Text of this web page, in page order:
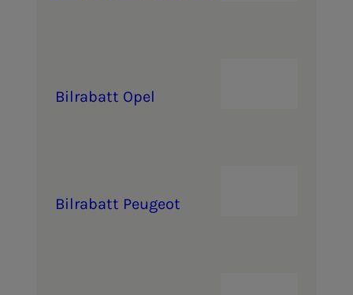
Bil­ra­­­batt Opel
Bil­ra­­­batt Peu­­ge­ot